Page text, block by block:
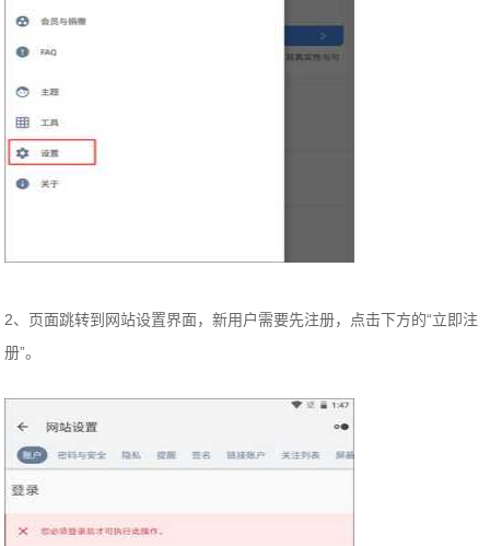
2、页面跳转到网站设置界面，新用户需要先注册，点击下方的“立即注
册”。